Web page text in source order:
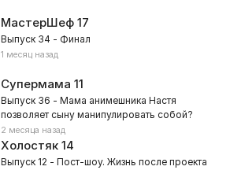
МастерШеф17
Выпуск 34 - Финал
1 месяц назад
Супермама 11
Выпуск 36 - Мама анимешника Настя
позволяет сыну манипулировать собой?
2 месяца назад
Холостяк14
Выпуск 12 - Пост-шоу. Жизнь после проекта